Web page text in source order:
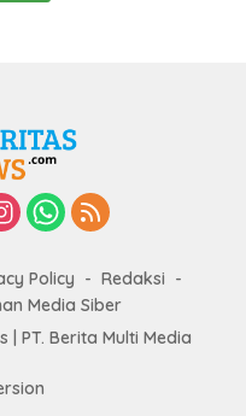
Policy
Redaksi
Media Siber
PT. Berita Multi Media